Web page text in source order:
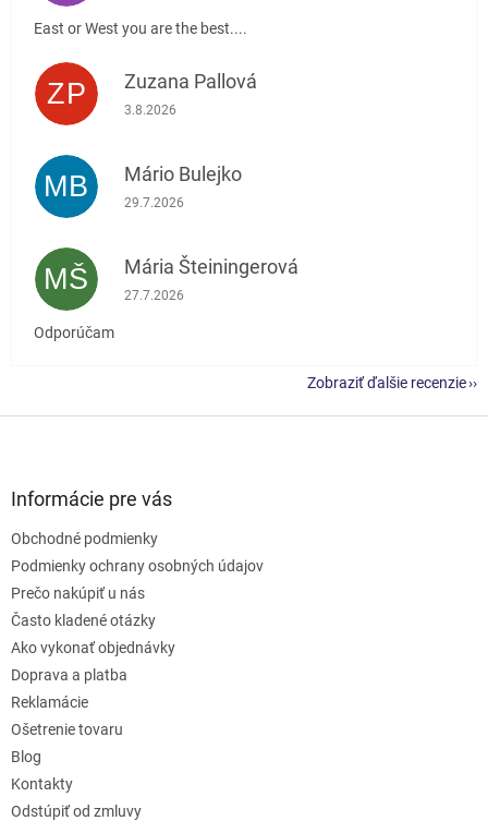
East or West you are the best....
ZP Zuzana Pallová
Hodnotenie obchodu je 5 z 5 hviezdičiek.
3.8.2026
MB Mário Bulejko
Hodnotenie obchodu je 5 z 5 hviezdičiek.
29.7.2026
MŠ Mária Šteiningerová
Hodnotenie obchodu je 5 z 5 hviezdičiek.
27.7.2026
Odporúčam
Zobraziť ďalšie recenzie
Informácie pre vás
Obchodné podmienky
Podmienky ochrany osobných údajov
Prečo nakúpiť u nás
Často kladené otázky
Ako vykonať objednávky
Doprava a platba
Reklamácie
Ošetrenie tovaru
Blog
Kontakty
Odstúpiť od zmluvy